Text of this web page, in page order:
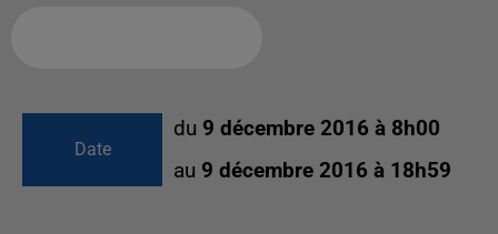
Date
du 9 décembre 2016 à 8h00
au 9 décembre 2016 à 18h59